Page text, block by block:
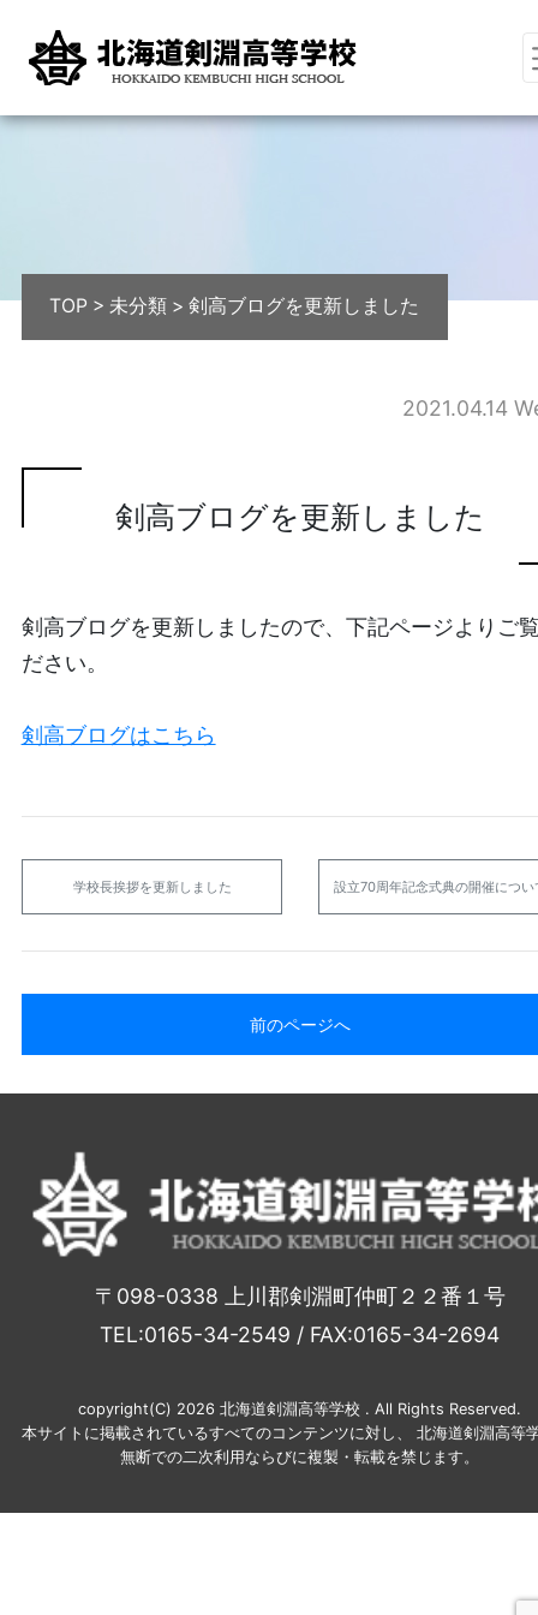
TOP >未分類 >剣高ブログを更新しました
2021.04.14
剣高ブログを更新しました
剣高ブログを更新しましたので、下記ページよりご
ださい。
剣高ブログはこちら
学校長挨拶を更新しました 設立70周年記念式典の開催につい
前のページへ
〒098-0338 上川郡剣淵町仲町２２番１号
TEL:0165-34-2549 / FAX:0165-34-2694
copyright(C) 2026 北海道剣淵高等学校 . All Rights Reserved.
本サイトに掲載されているすべてのコンテンツに対し、 北海道剣淵高等
無断での二次利用ならびに複製・転載を禁じます。